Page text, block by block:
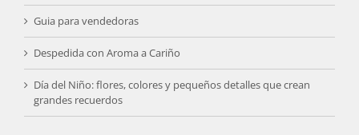
Guia para vendedoras
Despedida con Aroma a Cariño
Día del Niño: flores, colores y pequeños detalles que crean
grandes recuerdos